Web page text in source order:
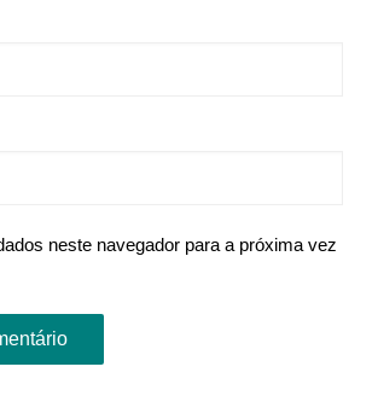
neste navegador para a próxima vez